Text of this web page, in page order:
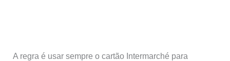
A regra é usar sempre o cartão Intermarché para